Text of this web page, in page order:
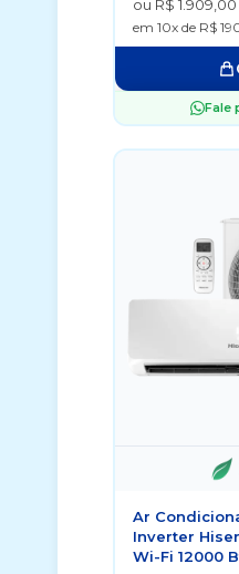
ou R$ 1.909,00
em 10x de R$
Fale
Ar
Inverter
Wi-Fi 12000